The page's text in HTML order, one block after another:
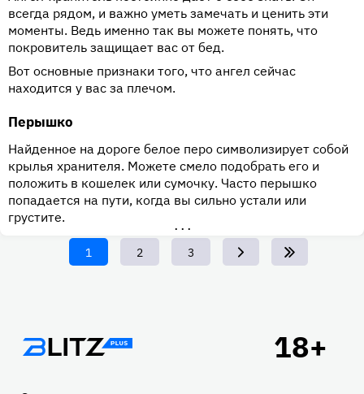
всегда рядом, и важно уметь замечать и ценить эти
моменты. Ведь именно так вы можете понять, что
покровитель защищает вас от бед.
Вот основные признаки того, что ангел сейчас
находится у вас за плечом.
Перышко
Найденное на дороге белое перо символизирует собой
крылья хранителя. Можете смело подобрать его и
положить в кошелек или сумочку. Часто перышко
попадается на пути, когда вы сильно устали или
грустите.
•••
Текущая
страница
1 Page
2 Page
3
Подвал